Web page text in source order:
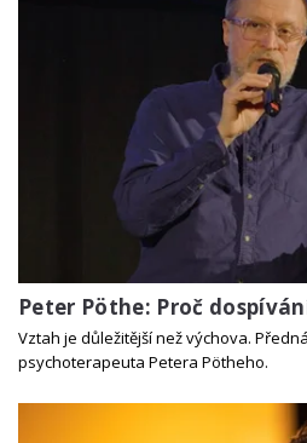
Peter Pöthe: Proč
Vztah je důležitější než výchova.
psychoterapeuta Petera Pötheho.